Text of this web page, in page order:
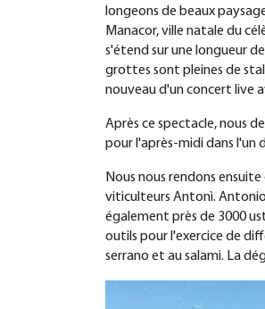
longeons de beaux
Manacor, ville natale du
s'étend sur une longueur
grottes sont pleines de
nouveau d'un concert live
Après ce spectacle, nous
pour l'après-midi dans l'un
Nous nous rendons
viticulteurs Antonì.
également près de 3000
outils pour l'exercice de
serrano et au salami. La